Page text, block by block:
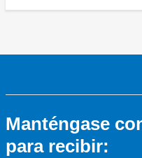
Manténgase
para recibir: